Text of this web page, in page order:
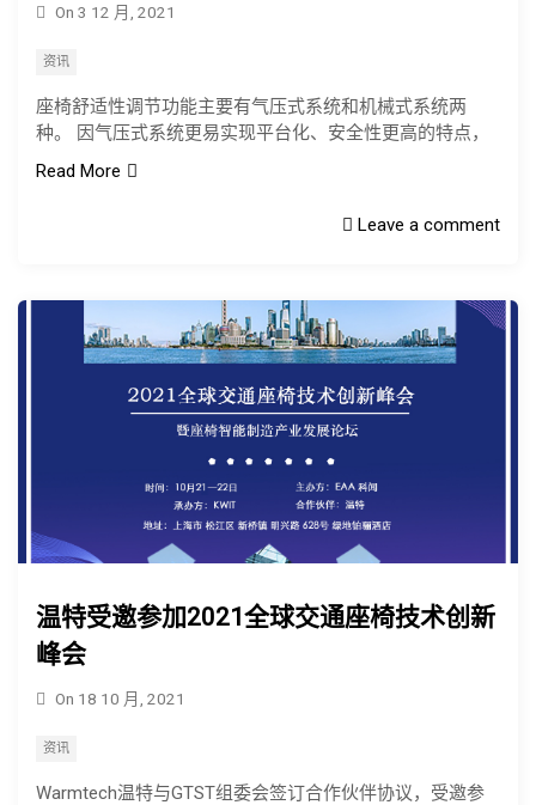
On 3 12 月, 2021
资讯
座椅舒适性调节功能主要有气压式系统和机械式系统两
种。 因气压式系统更易实现平台化、安全性更高的特点，
Read More
Leave a comment
温特受邀参加2021全球交通座椅技术创新
峰会
On 18 10 月, 2021
资讯
Warmtech温特与GTST组委会签订合作伙伴协议，受邀参